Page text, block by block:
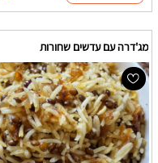
מג'דרה עם עדשים שחורות